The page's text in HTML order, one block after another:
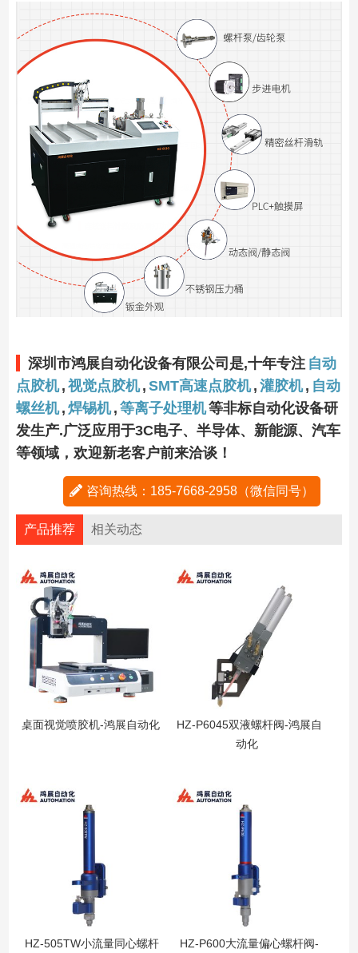
深圳市鸿展自动化设备有限公司是,十年专注 自动
点胶机 , 视觉点胶机 , SMT高速点胶机 , 灌胶机 , 自动
螺丝机 , 焊锡机 , 等离子处理机等非标自动化设备研
发生产.广泛应用于3C电子、半导体、新能源、汽车
等领域，欢迎新老客户前来洽谈！
咨询热线：185-7668-2958（微信同号）
产品推荐 相关动态
桌面视觉喷胶机-鸿展自动化
HZ-P6045双液螺杆阀-鸿展自
动化
HZ-505TW小流量同心螺杆 HZ-P600大流量偏心螺杆阀-